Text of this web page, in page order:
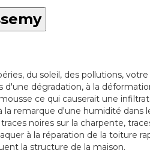
du soleil, des pollutions,
d'une dégradation, à la
ce qui causerait une
la remarque d'une humidité dans
noires sur la charpente,
à la réparation de la toiture
la structure de la maison.